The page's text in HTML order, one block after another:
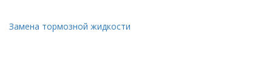
Замена тормозной жидкости